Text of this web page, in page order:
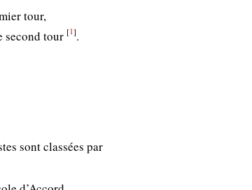
tour,
second tour [1].
sont classées par